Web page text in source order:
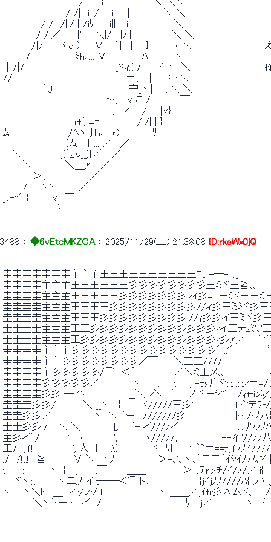
/　　.|{　　　|　　　　＼ ＼＼
/ /|　i ./ |　i|　| |　　　　　＼ ＼
./ /　/|./ | /iﾘ　 | i|| i| i|　 　　　　　＼
/ /|／　＿|'　　＼|/ | |ﾉ.|　　　　　　＼ ＼
./|/　 　ヾ,o_） ￣∨　~´|'　|　　}　　　 ヽ ＼　　　　　　　　　
/　　　　　　 .ﾐh､.,, ∨　　　 |　 ﾊ　　　　ヽ
｜/|/　　　 　 　 　 　 　 　 　 _ゞｨ.{ /　|　ヾ ヽ　＼　　　　　　　　
//　　　　　　　　　　　　　　　　　＝､　 |　　ヾヽ＼
｀J 　　　　　　　　　 　 守_ヽ.|　　.|＼ ＼
～,　 ﾏ こ./　|　.|　 ￣
, - ｲ. 　/　　|ﾏ}
.rf〔 ﾆ=-_　　　　 /|/| | }
ﾑ　　　　 　 　 　 /ﾍヽ 〕ｈ､. ァ)　　　 　 ﾘ
{ム　 }:::::::／´ ／
＼　 　 　 　 ,{｀zﾑ__}}／　 ／
＼　　　 　 ＼＿ｱ　 ／
＞､　　　　　　 ／
/　　ヽヽ　　　 ／
_､‐''゛ }　　　 ﾏ　￣
|　　　　 }
3488 ： ◆6vEtcMKZCA ： 2025/11/29(土) 21:38:08 ID:rkeWx0jQ
圭圭圭圭圭圭圭主主主王王王三三三三三三三ﾆ,. -―- ､_
圭圭圭圭主主主王王王三三三彡彡彡彡彡彡彡彡三ミヾ三≧､、
圭圭圭圭主主主王王王三三彡彡彡彡彡彡彡:ｨｲ彡=ﾆ三ﾐヾ三三ミ
圭圭圭圭主主主王王王三彡彡彡彡彡彡彡彡彡//ィ彡三ミﾐヾ彡
圭圭圭圭主主主王王王彡彡彡彡彡彡彡彡彡://ｨ彡彡イ三ミヾ彡
圭圭圭圭主主主王王彡彡彡彡彡彡彡彡彡彡彡彡彡ｨイ三テzﾐ'､'
圭圭圭圭主主主王彡彡彡彡彡彡彡彡彡彡彡彡彡彡ｨ彡ｱ／￣ `ヾ
圭圭圭圭主主主彡彡彡彡彡彡彡彡彡彡彡彡彡彡彡´ ,:'´　　　　　ﾞ!ﾄ
圭圭圭圭主主彡彡彡彡彡彡彡彡／￣　　 ＼三三////
圭圭圭圭主彡彡彡彡彡/⌒　＜´ 　 　 　　 ／＼ミ工メ､、　　　　　　ﾘ
圭圭圭圭彡彡彡彡彡／　　　　　ヽ 　　､　　{　　, -tｯﾘ
圭圭圭圭彡彡r─ 'ヽ　　　　　　 __＼ .ｨ＼　｀　　ノ ヾ三ｼ''" | /ｨtfiメ
圭圭圭彡彡/　　　　＼ __ヽ　 {　　　ヾ/////三彡'　　
圭圭彡彡／　　　　　　 ヽ　＼ ｀ー ' ﾉ//////彡　　　　
圭圭彡彡./　 ＼ ＼　　　　　レ'　｀- イ////イ　　　　　 　 　 ',:.:,ﾘ'ﾉﾉﾉﾊ
主彡イ´/　　　　ヽ ヽ　　　　 ',　　　　ヽ/////, '､__　　　　 --彳'////
王/　,ｲ! 　 　 　　 ', 人　{　　).}　　　　　ヾ　ﾘ{、　丶｀`＝==ｧ,ｲﾉﾉｲ
./　/!::!　≧､　　　 ∨ ＼－' ﾉ　　　　　　 ＞-､'､丶､｀二二´ｲｼｲﾉﾉﾑf
{　 l |:::! 　 　ヽ　{　 j i 　 ,￣　　　＿＿　　　　　 ＞ ､ﾃrッﾁ/ｲ/ﾉ/／|i{
l　 ヾヽ::､　　　丶二.ﾉ イ.t──＜⌒:ト､ 　　　　　　　}jｲjﾉﾉ////ﾊ{ ,ﾉﾍ
ヽ　　ヽ＼ト　＿　イ:/ノ:/ l.　　　　　　　　丶 ＿＿／,ｲfr彡∧ムヾ、　
＼ヽ｀::ー'::￣イ　/　　 　 　 　 　 　 　 　 ﾘ　 j／￣　 ￣｀ヽ　 {!